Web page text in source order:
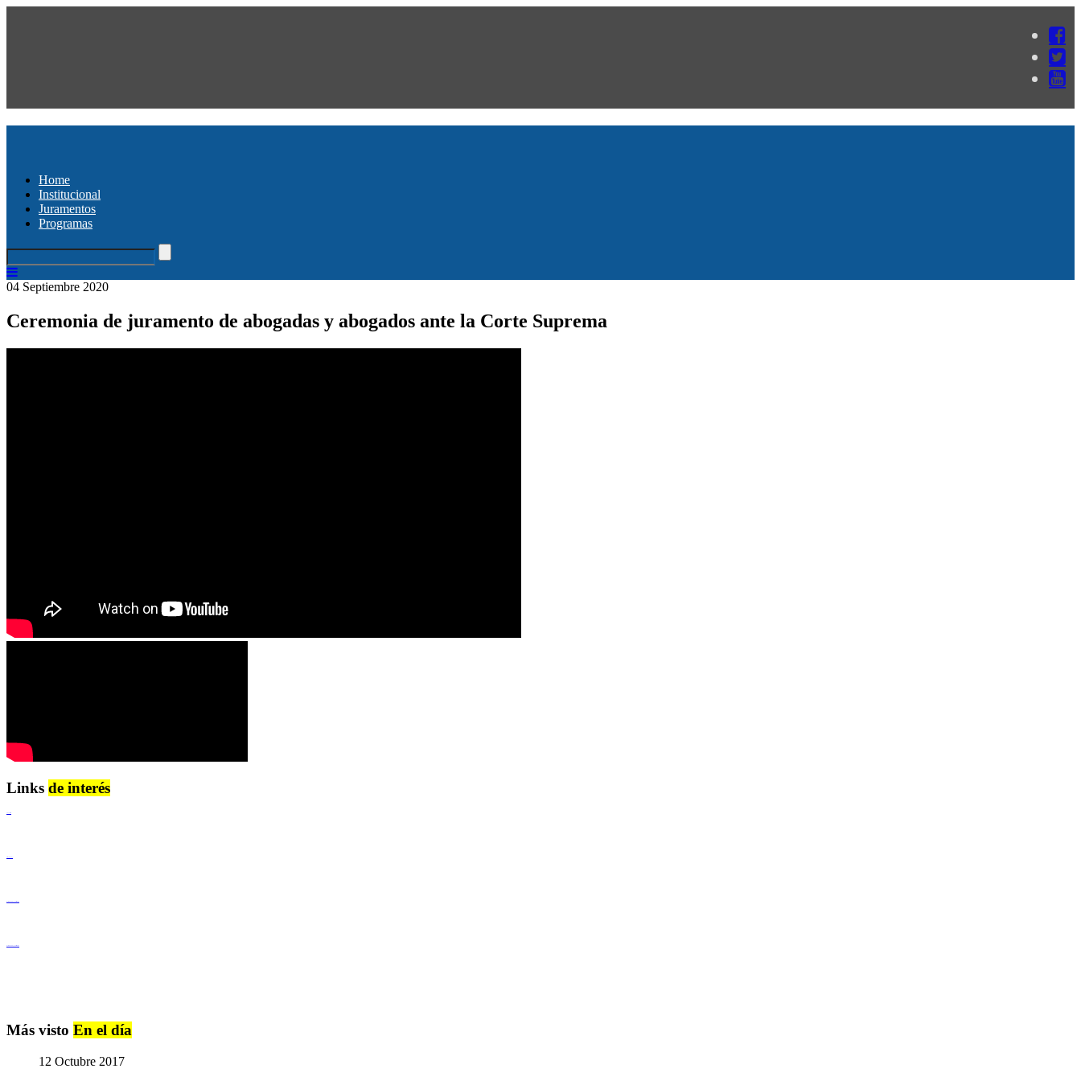
Home
Institucional
Juramentos
Programas
04 Septiembre 2020
Ceremonia de juramento de abogadas y abogados ante la Corte Suprema
Links de interés
Más visto En el día
12 Octubre 2017